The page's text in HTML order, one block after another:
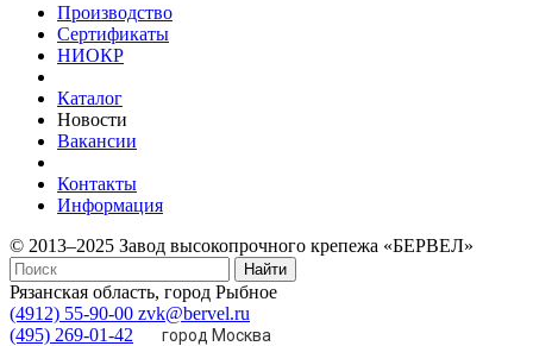
Производство
Сертификаты
НИОКР
Каталог
Новости
Вакансии
Контакты
Информация
© 2013–2025 Завод высокопрочного крепежа «БЕРВЕЛ»
Найти
Рязанская область, город Рыбное
(4912) 55-90-00 zvk@bervel.ru
(495) 269-01-42
город Москва